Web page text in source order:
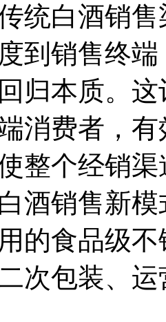
统白酒销
到销售终
归本质。
消费者，
整个经销
酒销售新
的食品级
次包装、